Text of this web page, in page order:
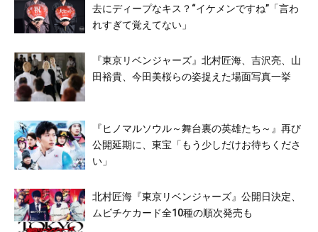
去にディープなキス？“イケメンですね”「言わ
れすぎて覚えてない」
『東京リベンジャーズ』北村匠海、吉沢亮、山
田裕貴、今田美桜らの姿捉えた場面写真一挙
『ヒノマルソウル～舞台裏の英雄たち～』再び
公開延期に、東宝「もう少しだけお待ちくださ
い」
北村匠海『東京リベンジャーズ』公開日決定、
ムビチケカード全10種の順次発売も